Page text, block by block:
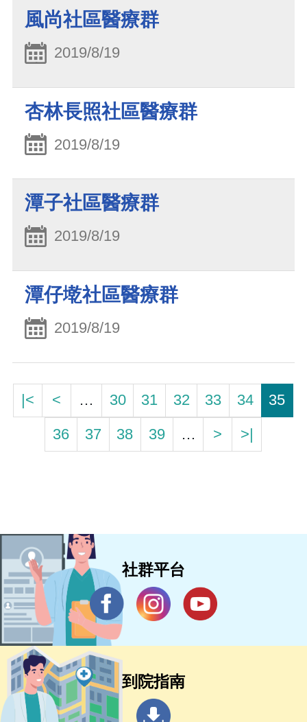
風尚社區醫療群
2019/8/19
杏林長照社區醫療群
2019/8/19
潭子社區醫療群
2019/8/19
潭仔墘社區醫療群
2019/8/19
|< < … 30 31 32 33 34
35
36
37 38 39 … > >|
社群平台
到院指南